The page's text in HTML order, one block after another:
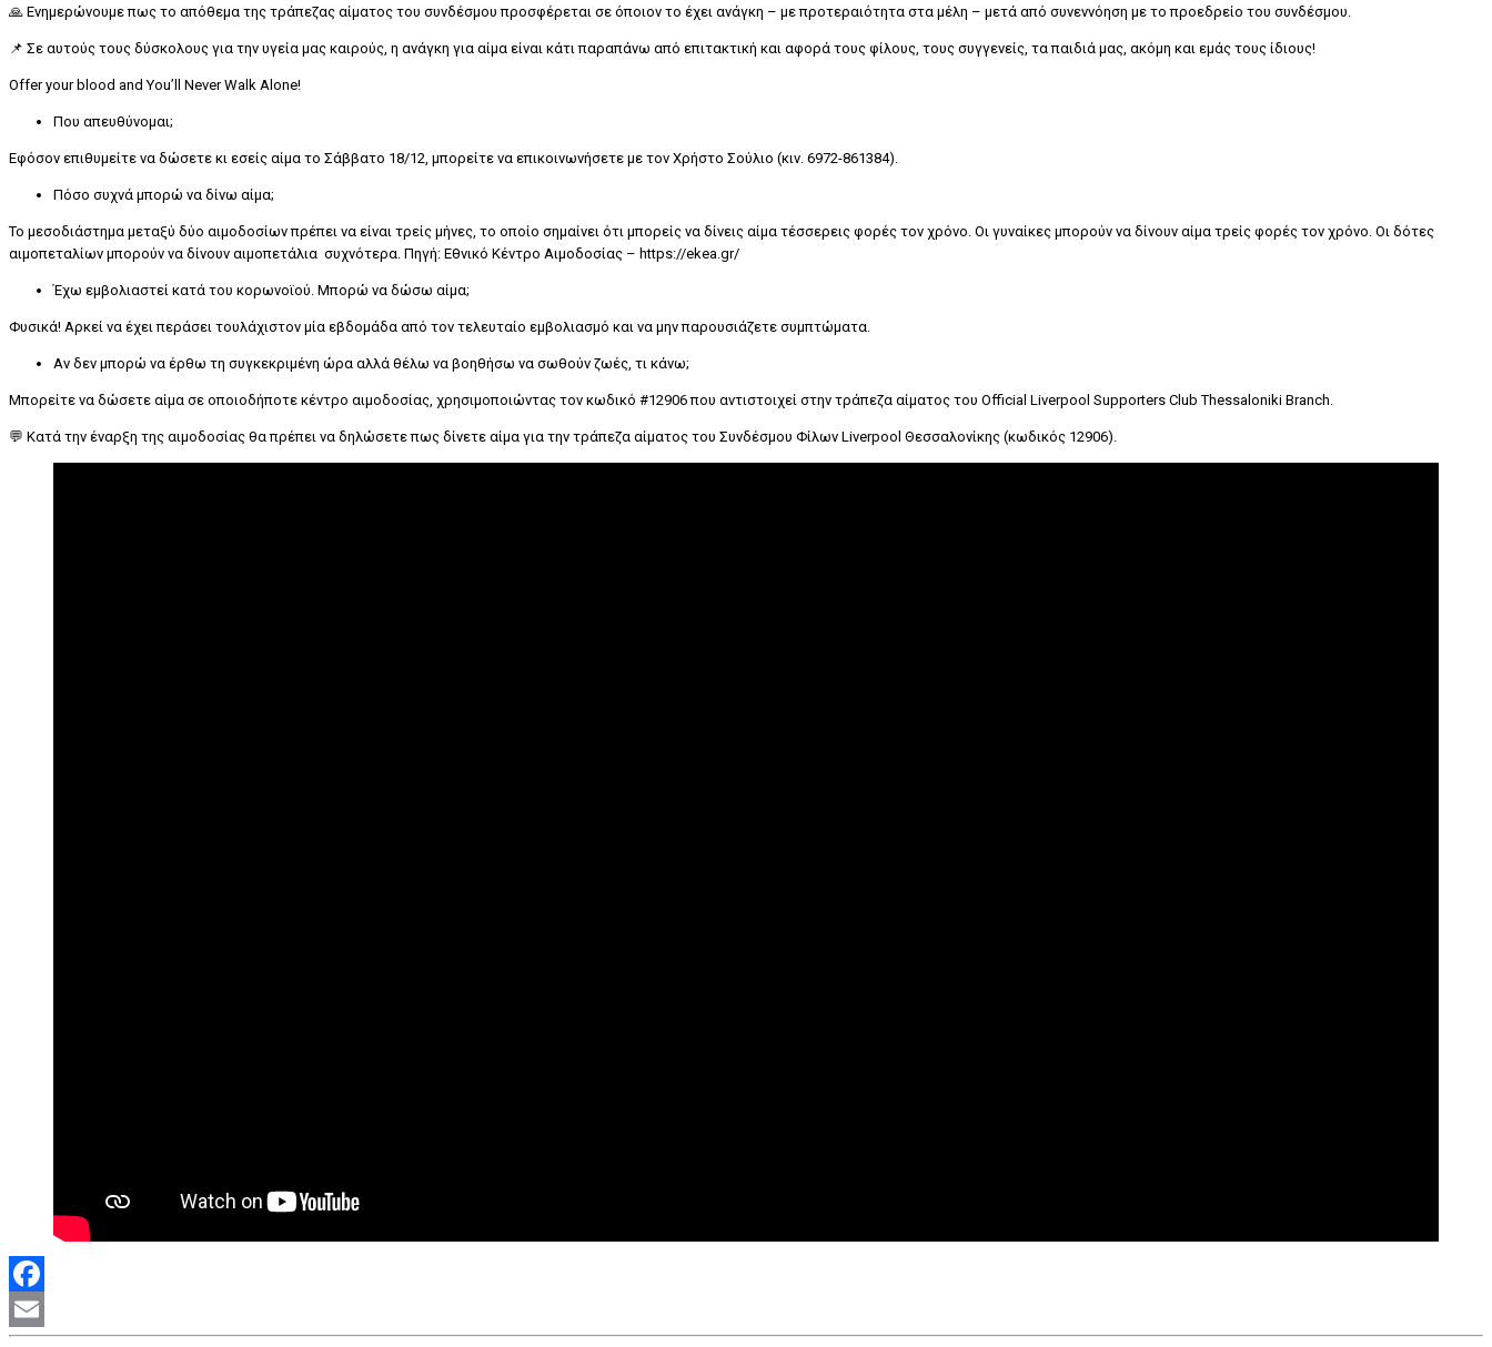
🙏 Ενημερώνουμε πως το απόθεμα της τράπεζας αίματος του συνδέσμου προσφέρεται σε όποιον το έχει ανάγκη – με προτεραιότητα στα μέλη – μετά από συνεννόηση με το προεδρείο του συνδέσμου.
📌 Σε αυτούς τους δύσκολους για την υγεία μας καιρούς, η ανάγκη για αίμα είναι κάτι παραπάνω από επιτακτική και αφορά τους φίλους, τους συγγενείς, τα παιδιά μας, ακόμη και εμάς τους ίδιους!
Offer your blood and You’ll Never Walk Alone!
Που απευθύνομαι;
Εφόσον επιθυμείτε να δώσετε κι εσείς αίμα το Σάββατο 18/12, μπορείτε να επικοινωνήσετε με τον Χρήστο Σούλιο (κιν. 6972-861384).
Πόσο συχνά μπορώ να δίνω αίμα;
Το μεσοδιάστημα μεταξύ δύο αιμοδοσίων πρέπει να είναι τρείς μήνες, το οποίο σημαίνει ότι μπορείς να δίνεις αίμα τέσσερεις φορές τον χρόνο. Οι γυναίκες μπορούν να δίνουν αίμα τρείς φορές τον χρόνο. Οι δότες
αιμοπεταλίων μπορούν να δίνουν αιμοπετάλια συχνότερα. Πηγή: Εθνικό Κέντρο Αιμοδοσίας – https://ekea.gr/
Έχω εμβολιαστεί κατά του κορωνοϊού. Μπορώ να δώσω αίμα;
Φυσικά! Αρκεί να έχει περάσει τουλάχιστον μία εβδομάδα από τον τελευταίο εμβολιασμό και να μην παρουσιάζετε συμπτώματα.
Αν δεν μπορώ να έρθω τη συγκεκριμένη ώρα αλλά θέλω να βοηθήσω να σωθούν ζωές, τι κάνω;
Μπορείτε να δώσετε αίμα σε οποιοδήποτε κέντρο αιμοδοσίας, χρησιμοποιώντας τον κωδικό #12906 που αντιστοιχεί στην τράπεζα αίματος του Official Liverpool Supporters Club Thessaloniki Branch.
💬 Κατά την έναρξη της αιμοδοσίας θα πρέπει να δηλώσετε πως δίνετε αίμα για την τράπεζα αίματος του Συνδέσμου Φίλων Liverpool Θεσσαλονίκης (κωδικός 12906).
Facebook